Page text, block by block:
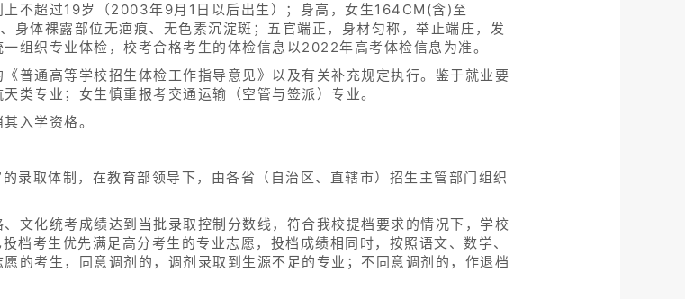
不超过19岁（2003年9月1日以后出生）；身高，女生164CM(含)至
体裸露部位无疤痕、无色素沉淀斑；五官端正，身材匀称，举止端庄，发
组织专业体检，校考合格考生的体检信息以2022年高考体检信息为准。
普通高等学校招生体检工作指导意见》以及有关补充规定执行。鉴于就业要
类专业；女生慎重报考交通运输（空管与签派）专业。
入学资格。
录取体制，在教育部领导下，由各省（自治区、直辖市）招生主管部门组织
文化统考成绩达到当批录取控制分数线，符合我校提档要求的情况下，学校
档考生优先满足高分考生的专业志愿，投档成绩相同时，按照语文、数学、
的考生，同意调剂的，调剂录取到生源不足的专业；不同意调剂的，作退档